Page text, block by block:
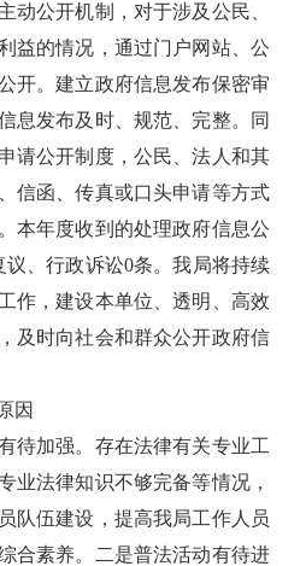
动公开机制，对于涉及公民、
益的情况，通过门户网站、公
开。建立政府信息发布保密审
息发布及时、规范、完整。同
请公开制度，公民、法人和其
信函、传真或口头申请等方式
本年度收到的处理政府信息公
议、行政诉讼0条。我局将持续
作，建设本单位、透明、高效
及时向社会和群众公开政府信
因
待加强。存在法律有关专业工
业法律知识不够完备等情况，
队伍建设，提高我局工作人员
合素养。二是普法活动有待进